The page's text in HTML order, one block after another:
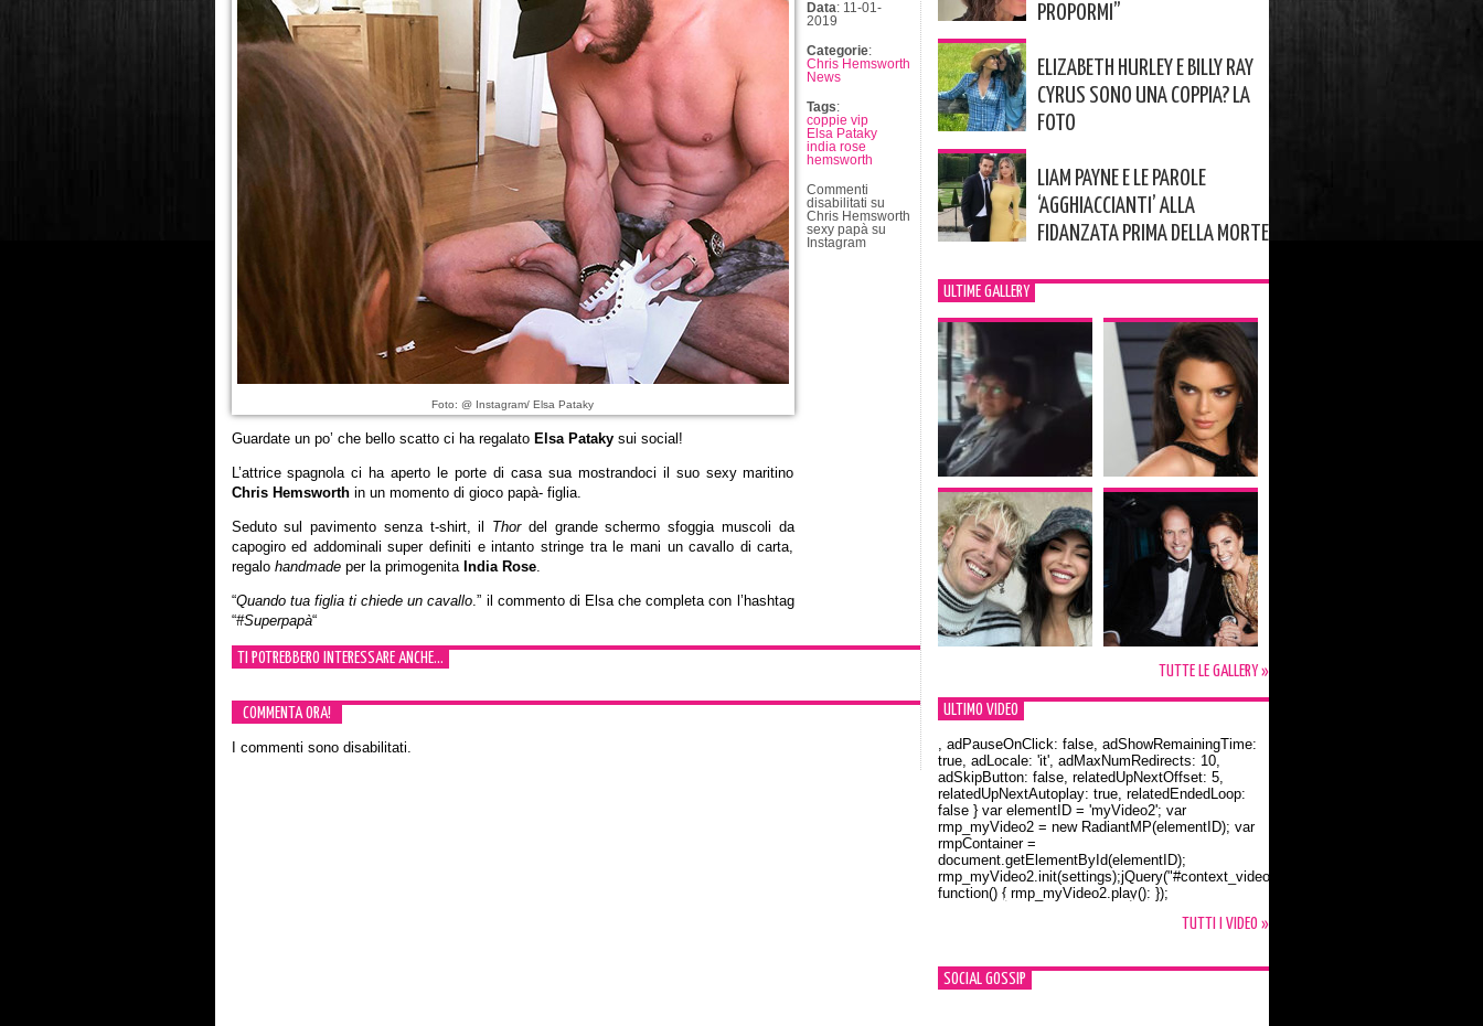
Foto: @ Instagram/ Elsa Pataky
Guardate un po’ che bello scatto ci ha regalato Elsa Patakysui social!
L’attrice spagnola ci ha aperto le porte di casa sua mostrandoci il suo sexy maritino
Chris Hemsworthin un momento di gioco papà- figlia.
Seduto sul pavimento senza t-shirt, il Thordel grande schermo sfoggia muscoli da
capogiro ed addominali super definiti e intanto stringe tra le mani un cavallo di carta,
regalo handmadeper la primogenita India Rose.
“Quando tua figlia ti chiede un cavallo.” il commento di Elsa che completa con l’hashtag
“#Superpapà“
Data: 11-01-
2019
Categorie:
Chris Hemsworth
News
Tags:
coppie vip
Elsa Pataky
india rose
hemsworth
Commenti
disabilitati su
Chris Hemsworth
sexy papà su
Instagram
TI POTREBBERO INTERESSARE ANCHE...
COMMENTA ORA!
I commenti sono disabilitati.
PROPORMI”
ELIZABETH HURLEY E BILLY RAY
CYRUS SONO UNA COPPIA? LA
FOTO
LIAM PAYNE E LE PAROLE
‘AGGHIACCIANTI’ ALLA
FIDANZATA PRIMA DELLA MORTE
ULTIME GALLERY
TUTTE LE GALLERY »
ULTIMO VIDEO
Orlando Bloom e la t-shirt dedicata a Flynn
, adPauseOnClick: false, adShowRemainingTime:
true, adLocale: 'it', adMaxNumRedirects: 10,
adSkipButton: false, relatedUpNextOffset: 5,
relatedUpNextAutoplay: true, relatedEndedLoop:
false } var elementID = 'myVideo2'; var
rmp_myVideo2 = new RadiantMP(elementID); var
rmpContainer =
document.getElementById(elementID);
rmp_myVideo2.init(settings);jQuery("#context_video2").one("mouseover",
function() { rmp_myVideo2.play(); });
TUTTI I VIDEO »
SOCIAL GOSSIP